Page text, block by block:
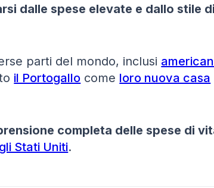
dalle spese elevate e dallo stile
parti del mondo, inclusi
il Portogallo come loro nuova casa
completa delle spese di
gli Stati Uniti.